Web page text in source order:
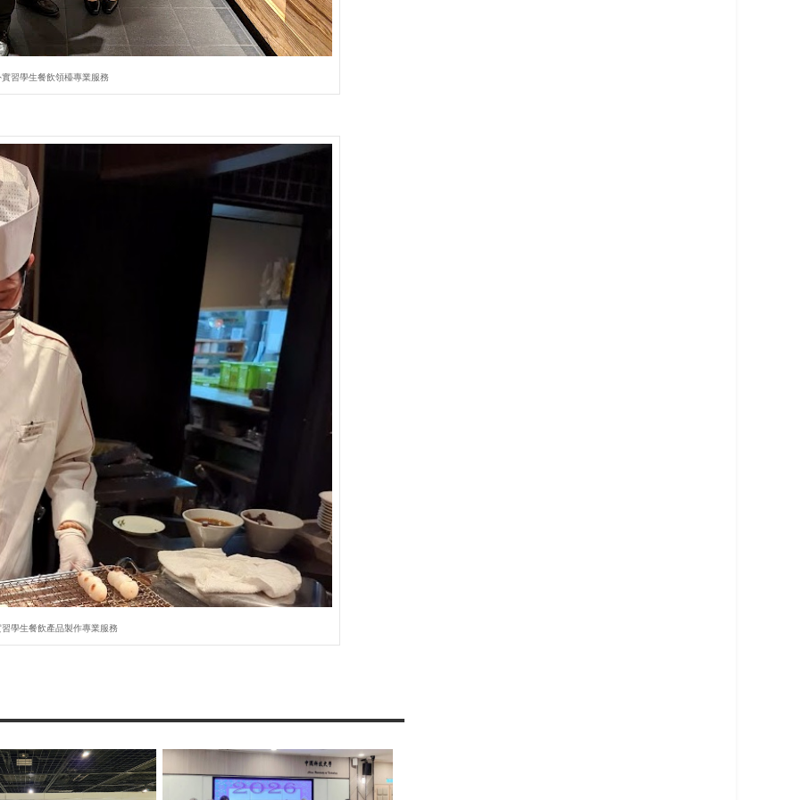
實習學生餐飲領檯專業服務
習學生餐飲產品製作專業服務